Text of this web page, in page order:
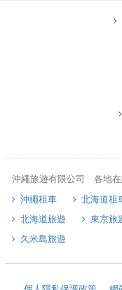
沖繩旅遊有限公司 各地在
沖繩租車
北海道租
北海道旅遊
東京旅
久米島旅遊